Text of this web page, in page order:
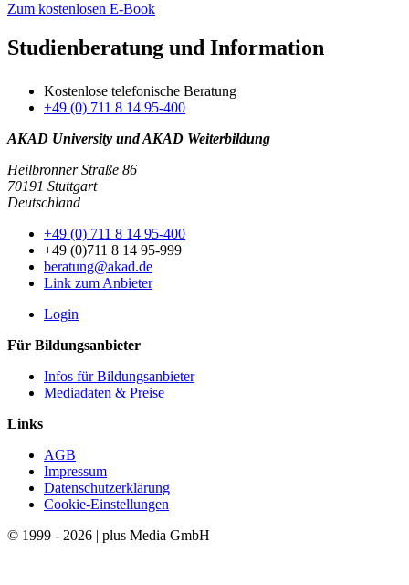
Zum kostenlosen E-Book
Studienberatung und Information
Kostenlose telefonische Beratung
+49 (0) 711 8 14 95-400
AKAD University und AKAD Weiterbildung
Heilbronner Straße 86
70191 Stuttgart
Deutschland
+49 (0) 711 8 14 95-400
+49 (0)711 8 14 95-999
beratung@akad.de
Link zum Anbieter
Login
Für Bildungsanbieter
Infos für Bildungsanbieter
Mediadaten & Preise
Links
AGB
Impressum
Datenschutzerklärung
Cookie-Einstellungen
© 1999 - 2026 | plus Media GmbH